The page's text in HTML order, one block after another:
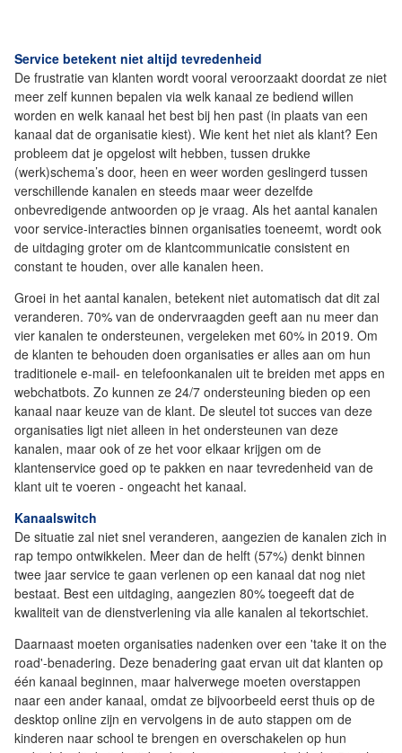
Service betekent niet altijd tevredenheid
De frustratie van klanten wordt vooral veroorzaakt doordat ze niet
meer zelf kunnen bepalen via welk kanaal ze bediend willen
worden en welk kanaal het best bij hen past (in plaats van een
kanaal dat de organisatie kiest). Wie kent het niet als klant? Een
probleem dat je opgelost wilt hebben, tussen drukke
(werk)schema’s door, heen en weer worden geslingerd tussen
verschillende kanalen en steeds maar weer dezelfde
onbevredigende antwoorden op je vraag. Als het aantal kanalen
voor service-interacties binnen organisaties toeneemt, wordt ook
de uitdaging groter om de klantcommunicatie consistent en
constant te houden, over alle kanalen heen.
Groei in het aantal kanalen, betekent niet automatisch dat dit zal
veranderen. 70% van de ondervraagden geeft aan nu meer dan
vier kanalen te ondersteunen, vergeleken met 60% in 2019. Om
de klanten te behouden doen organisaties er alles aan om hun
traditionele e-mail- en telefoonkanalen uit te breiden met apps en
webchatbots. Zo kunnen ze 24/7 ondersteuning bieden op een
kanaal naar keuze van de klant. De sleutel tot succes van deze
organisaties ligt niet alleen in het ondersteunen van deze
kanalen, maar ook of ze het voor elkaar krijgen om de
klantenservice goed op te pakken en naar tevredenheid van de
klant uit te voeren - ongeacht het kanaal.
Kanaalswitch
De situatie zal niet snel veranderen, aangezien de kanalen zich in
rap tempo ontwikkelen. Meer dan de helft (57%) denkt binnen
twee jaar service te gaan verlenen op een kanaal dat nog niet
bestaat. Best een uitdaging, aangezien 80% toegeeft dat de
kwaliteit van de dienstverlening via alle kanalen al tekortschiet.
Daarnaast moeten organisaties nadenken over een 'take it on the
road'-benadering. Deze benadering gaat ervan uit dat klanten op
één kanaal beginnen, maar halverwege moeten overstappen
naar een ander kanaal, omdat ze bijvoorbeeld eerst thuis op de
desktop online zijn en vervolgens in de auto stappen om de
kinderen naar school te brengen en overschakelen op hun